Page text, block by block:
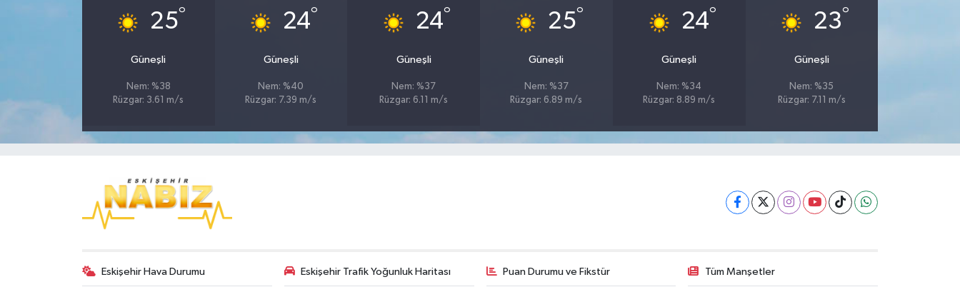
25°
Güneşli
Nem: %38
Rüzgar: 3.61 m/s
24°
Güneşli
Nem: %40
Rüzgar: 7.39 m/s
24°
Güneşli
Nem: %37
Rüzgar: 6.11 m/s
25°
Güneşli
Nem: %37
Rüzgar: 6.89 m/s
24°
Güneşli
Nem: %34
Rüzgar: 8.89 m/s
23°
Güneşli
Nem: %35
Rüzgar: 7.11 m/s
Eskişehir Hava Durumu Eskişehir Trafik Yoğunluk Haritası Puan Durumu ve Fikstür Tüm Manşetler